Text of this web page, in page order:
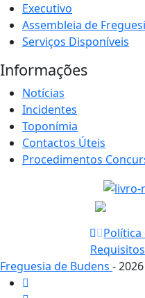
Executivo
Assembleia de
Serviços Disponíveis
Informações
Notícias
Incidentes
Toponímia
Contactos Úteis
Procedimentos
Política
Freguesia de Budens - 2026